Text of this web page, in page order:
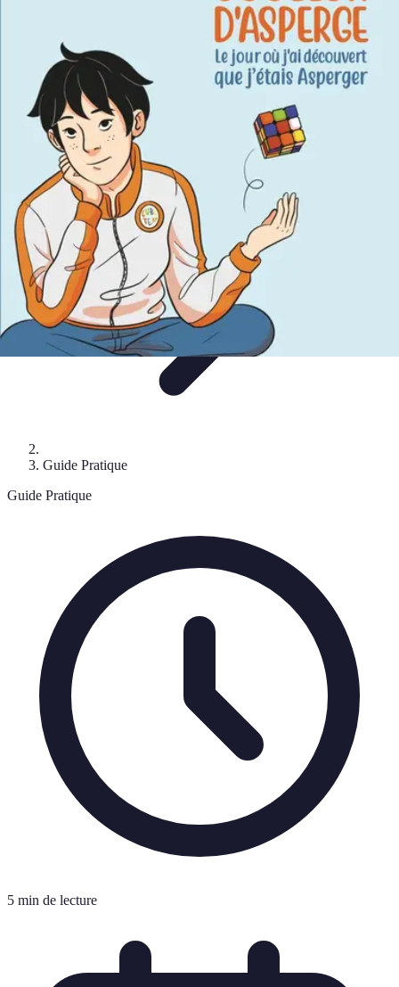
Techniques
d'apprentissageMéthodes d'apprentissageTechniques
Apprendre Rubik Cube
Guide Pratique
Guide Pratique
5 min de lecture